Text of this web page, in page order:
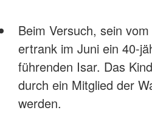
Beim Versuch, sein
ertrank im Juni ein 40-
führenden Isar. Das
durch ein Mitglied der
werden.